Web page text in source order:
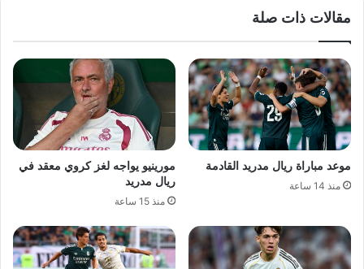
مقالات ذات صلة
موعد مباراة ريال مدريد القادمة
منذ 14 ساعة
مورينيو يواجه لغز كروي معقد في
ريال مدريد
منذ 15 ساعة